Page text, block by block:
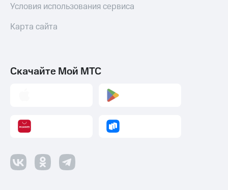
Условия использования сервиса
Карта сайта
Скачайте Мой МТС